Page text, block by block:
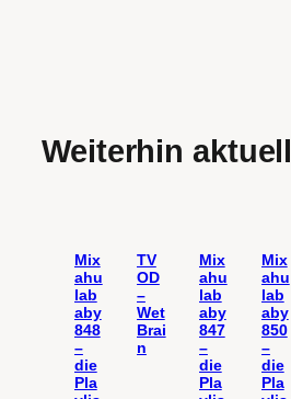
Weiterhin aktuell
Mix
ahu
lab
aby
848
–
die
Pla
TV
OD
–
Wet
Brai
n
Mix
ahu
lab
aby
847
–
die
Pla
Mix
ahu
lab
aby
850
–
die
Pla